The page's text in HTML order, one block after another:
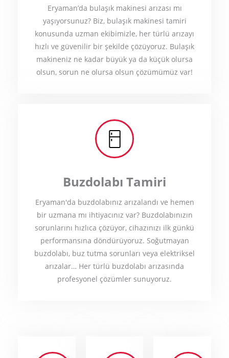
Eryaman’da bulaşık makinesi arızası mı
yaşıyorsunuz? Biz, bulaşık makinesi tamiri
konusunda uzman ekibimizle, her türlü arızayı
hızlı ve güvenilir bir şekilde çözüyoruz. Bulaşık
makineniz ne kadar büyük ya da küçük olursa
olsun, sorun ne olursa olsun çözümümüz var!
Buzdolabı Tamiri
Eryaman'da buzdolabınız arızalandı ve hemen
bir uzmana mı ihtiyacınız var? Buzdolabınızın
sorunlarını hızlıca çözüyor, cihazınızı ilk günkü
performansına döndürüyoruz. Soğutmayan
buzdolabı, buz tutma sorunları veya elektriksel
arızalar… Her türlü buzdolabı arızasında
profesyonel çözümler sunuyoruz.